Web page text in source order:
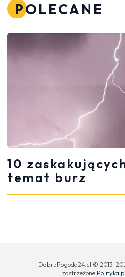
POLECANE
10
temat burz
DobraPogoda24.pl © 2013-
zastrzeżone Polityka